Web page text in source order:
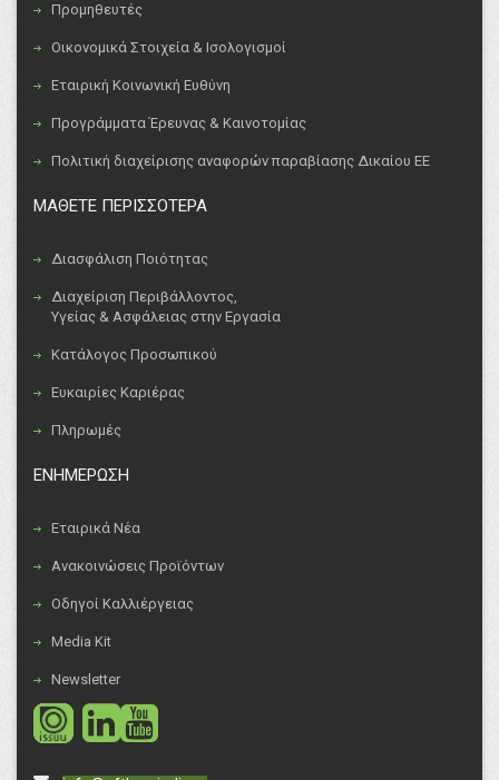
Προμηθευτές
Οικονομικά Στοιχεία & Ισολογισμοί
Εταιρική Κοινωνική Ευθύνη
Προγράμματα Έρευνας & Καινοτομίας
Πολιτική διαχείρισης αναφορών παραβίασης Δικαίου ΕΕ
ΜΑΘΕΤΕ ΠΕΡΙΣΣΟΤΕΡΑ
Διασφάλιση Ποιότητας
Διαχείριση Περιβάλλοντος,
Υγείας & Ασφάλειας στην Εργασία
Κατάλογος Προσωπικού
Ευκαιρίες Καριέρας
Πληρωμές
ΕΝΗΜΕΡΩΣΗ
Εταιρικά Νέα
Ανακοινώσεις Προϊόντων
Οδηγοί Καλλιέργειας
Media Kit
Newsletter
social
social